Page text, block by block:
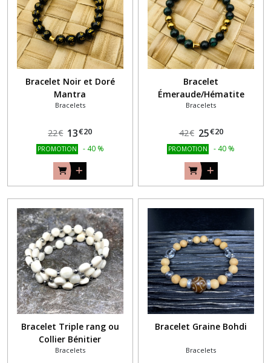
Bracelet Noir et Doré
Mantra
Bracelets
22€ 13€20
PROMOTION - 40 %
Bracelet
Émeraude/Hématite
Bracelets
42€ 25€20
PROMOTION - 40 %
Bracelet Triple rang ou
Collier Bénitier
Bracelets
Bracelet Graine Bohdi
Bracelets